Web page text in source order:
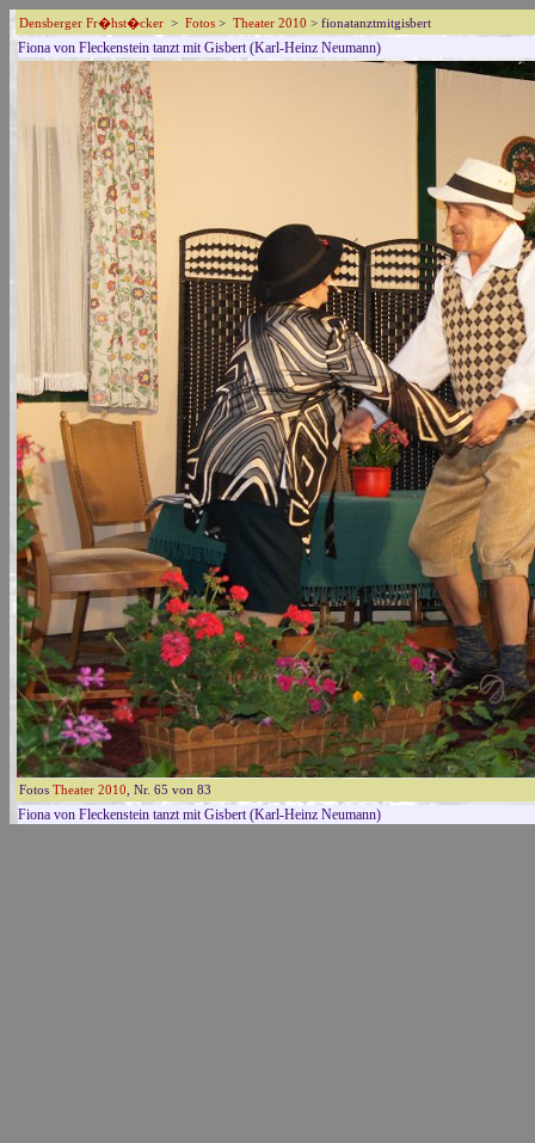
Densberger Fr�hst�cker > Fotos > Theater 2010 > fionatanztmitgisbert
Fiona von Fleckenstein tanzt mit Gisbert (Karl-Heinz Neumann)
Fotos Theater 2010 , Nr. 65 von 83
Fiona von Fleckenstein tanzt mit Gisbert (Karl-Heinz Neumann)